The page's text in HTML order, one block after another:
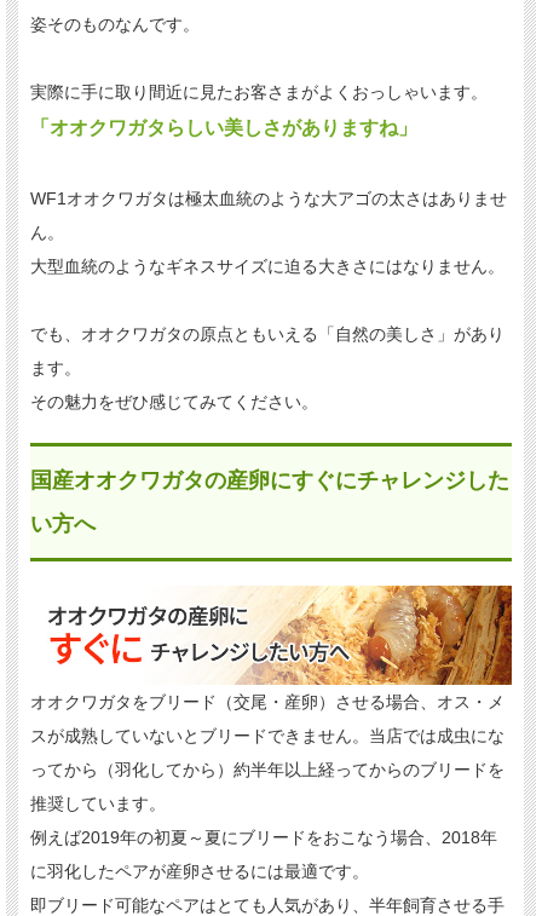
姿そのものなんです。
実際に手に取り間近に見たお客さまがよくおっしゃいます。
「オオクワガタらしい美しさがありますね」
WF1オオクワガタは極太血統のような大アゴの太さはありませ
ん。
大型血統のようなギネスサイズに迫る大きさにはなりません。
でも、オオクワガタの原点ともいえる「自然の美しさ」があり
ます。
その魅力をぜひ感じてみてください。
国産オオクワガタの産卵にすぐにチャレンジした
い方へ
オオクワガタをブリード（交尾・産卵）させる場合、オス・メ
スが成熟していないとブリードできません。当店では成虫にな
ってから（羽化してから）約半年以上経ってからのブリードを
推奨しています。
例えば2019年の初夏～夏にブリードをおこなう場合、2018年
に羽化したペアが産卵させるには最適です。
即ブリード可能なペアはとても人気があり、半年飼育させる手